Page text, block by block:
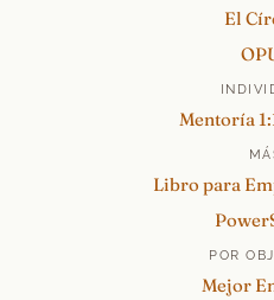
El
Mentoría
Libro para
POR
Mejor